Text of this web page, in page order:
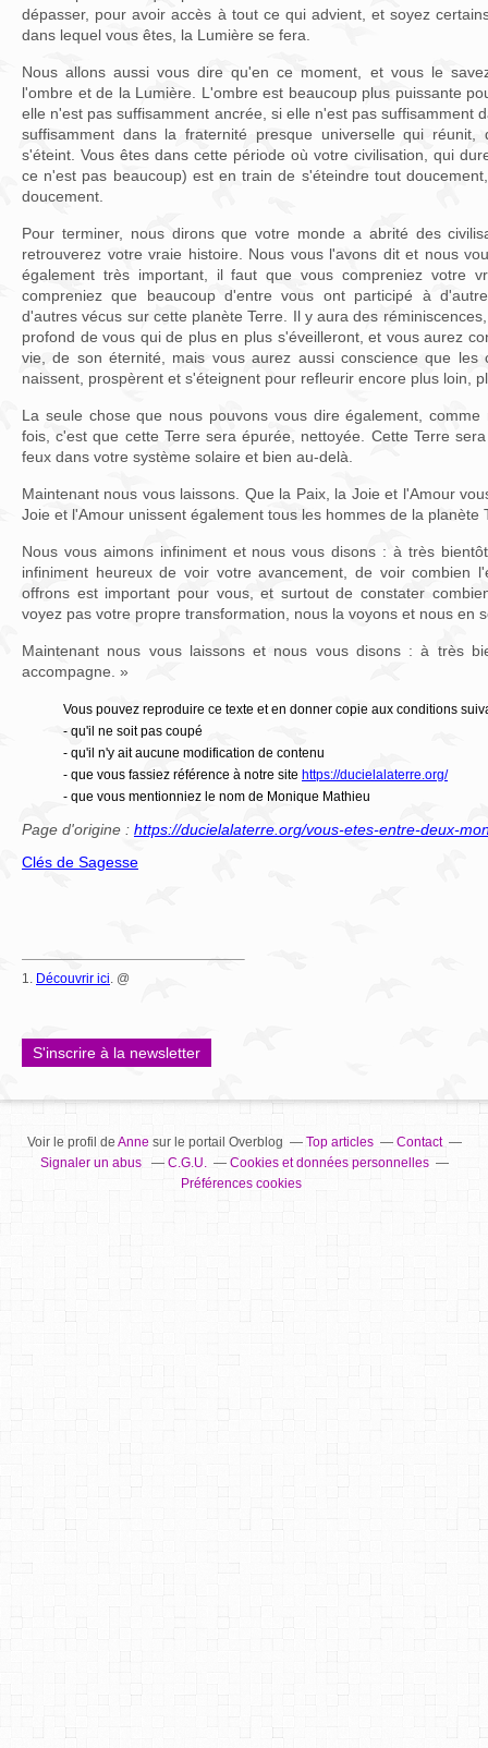
dépasser, pour avoir accès à tout ce qui advient, et soyez
dans lequel vous êtes, la Lumière se fera.
Nous allons aussi vous dire qu'en ce moment, et vous le
l'ombre et de la Lumière. L'ombre est beaucoup plus puissante
elle n'est pas suffisamment ancrée, si elle n'est pas suffisamment
suffisamment dans la fraternité presque universelle qui
s'éteint. Vous êtes dans cette période où votre civilisation, qui
ce n'est pas beaucoup) est en train de s'éteindre tout
doucement.
Pour terminer, nous dirons que votre monde a abrité des
retrouverez votre vraie histoire. Nous vous l'avons dit et nous
également très important, il faut que vous compreniez votre
compreniez que beaucoup d'entre vous ont participé à
d'autres vécus sur cette planète Terre. Il y aura des
profond de vous qui de plus en plus s'éveilleront, et vous aurez
vie, de son éternité, mais vous aurez aussi conscience que les
naissent, prospèrent et s'éteignent pour refleurir encore plus loin,
La seule chose que nous pouvons vous dire également,
fois, c'est que cette Terre sera épurée, nettoyée. Cette Terre
feux dans votre système solaire et bien au-delà.
Maintenant nous vous laissons. Que la Paix, la Joie et l'Amour
Joie et l'Amour unissent également tous les hommes de la planète
Nous vous aimons infiniment et nous vous disons : à très
infiniment heureux de voir votre avancement, de voir combien
offrons est important pour vous, et surtout de constater
voyez pas votre propre transformation, nous la voyons et nous en
Maintenant nous vous laissons et nous vous disons : à très
accompagne. »
Vous pouvez reproduire ce texte et en donner copie aux conditions
- qu'il ne soit pas coupé
- qu'il n'y ait aucune modification de contenu
- que vous fassiez référence à notre site https://ducielalaterre.org/
- que vous mentionniez le nom de Monique Mathieu
Page d'origine : https://ducielalaterre.org/vous-etes-entre-deux-
Clés de Sagesse
1. Découvrir ici. @
S'inscrire à la newsletter
Voir le profil de Annesur le portail Overblog Top articles
Contact
Signaler un abus
C.G.U.
Cookies et données personnelles
Préférences cookies